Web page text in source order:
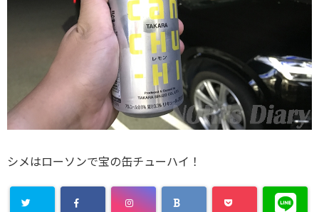
シメはローソンで宝の缶チューハイ！